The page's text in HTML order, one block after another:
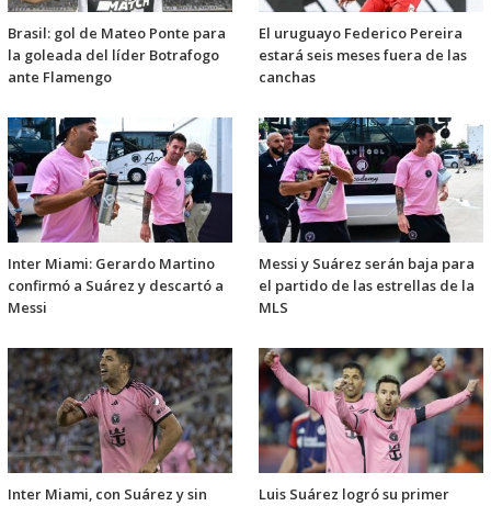
Brasil: gol de Mateo Ponte para
la goleada del líder Botrafogo
ante Flamengo
El uruguayo Federico Pereira
estará seis meses fuera de las
canchas
Inter Miami: Gerardo Martino
confirmó a Suárez y descartó a
Messi
Messi y Suárez serán baja para
el partido de las estrellas de la
MLS
Inter Miami, con Suárez y sin
Luis Suárez logró su primer